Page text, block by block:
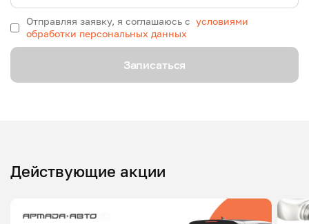
Записаться
Отправляя заявку, я соглашаюсь с условиями
обработки персональных данных
Действующие акции